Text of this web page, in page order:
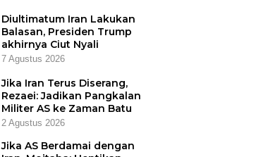
Diultimatum Iran Lakukan
Balasan, Presiden Trump
akhirnya Ciut Nyali
7 Agustus 2026
Jika Iran Terus Diserang,
Rezaei: Jadikan Pangkalan
Militer AS ke Zaman Batu
2 Agustus 2026
Jika AS Berdamai dengan